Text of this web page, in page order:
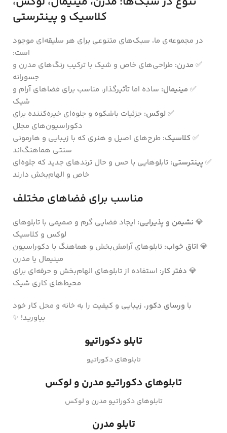
کلاسیک و پینترستی
در مجموعه‌ی ما، سبک‌های متنوعی برای هر سلیقه‌ای موجود
است:
✅ مدرن: طراحی‌های خاص و شیک با ترکیب رنگ‌های مدرن و
جسورانه
✅ مینیمال: ساده اما تأثیرگذار، مناسب برای فضاهای آرام و
شیک
✅ لوکس: جزئیات باشکوه و جلوه‌ای خیره‌کننده برای
دکوراسیون‌های مجلل
✅ کلاسیک: طرح‌های اصیل و هنری که با زیبایی و هارمونی
سنتی هماهنگ‌اند
✅ پینترستی: تابلوهایی با حس و حال ترندهای جدید که جلوه‌ای
خاص و الهام‌بخش دارند
مناسب برای فضاهای مختلف
💎 نشیمن و پذیرایی: ایجاد فضایی گرم و صمیمی با تابلوهای
لوکس و کلاسیک
💎 اتاق خواب: تابلوهای آرامش‌بخش و هماهنگ با دکوراسیون
مینیمال یا مدرن
💎 دفتر کار: استفاده از تابلوهای الهام‌بخش و حرفه‌ای برای
محیط‌های کاری شیک
با ورسای دکور، زیبایی و کیفیت را به خانه و محل کار خود
بیاورید! ✨
تابلو دکوراتیو
تابلوهای دکوراتیو
تابلوهای دکوراتیو مدرن و لوکس
تابلوهای دکوراتیو مدرن و لوکس
تابلو مدرن